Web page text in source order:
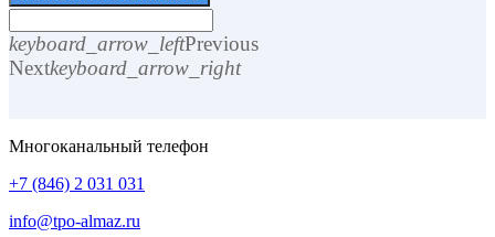
keyboard_arrow_leftPrevious
Nextkeyboard_arrow_right
Многоканальный телефон
+7 (846) 2 031 031
info@tpo-almaz.ru